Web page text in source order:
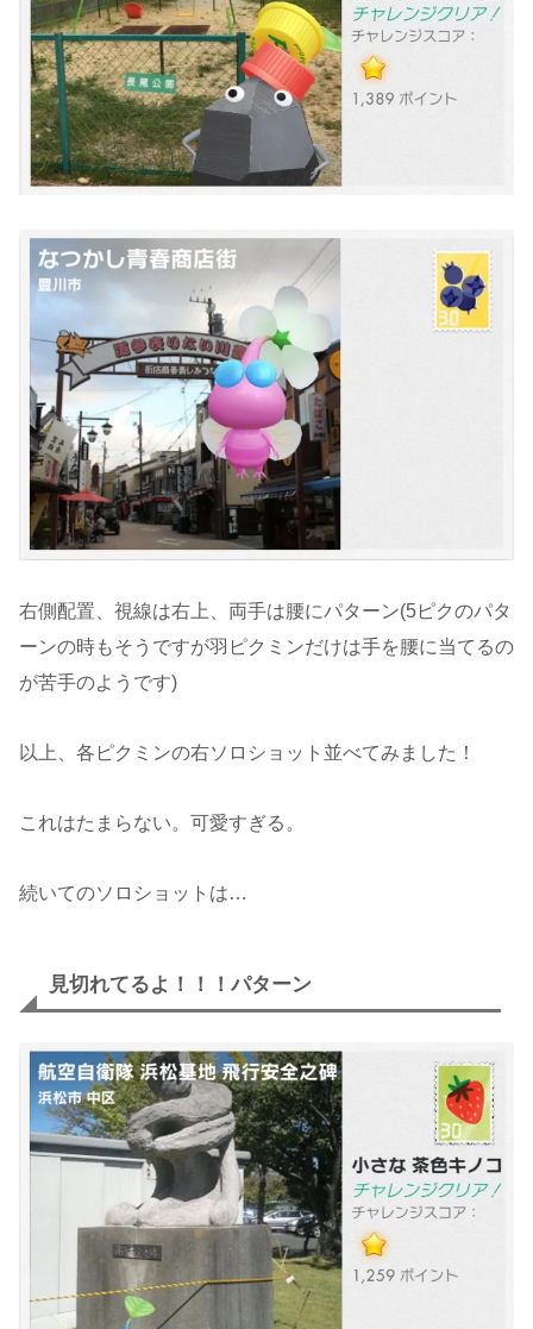
右側配置、視線は右上、両手は腰にパターン(5ピクのパタ
ーンの時もそうですが羽ピクミンだけは手を腰に当てるの
が苦手のようです)
以上、各ピクミンの右ソロショット並べてみました！
これはたまらない。可愛すぎる。
続いてのソロショットは…
見切れてるよ！！！パターン